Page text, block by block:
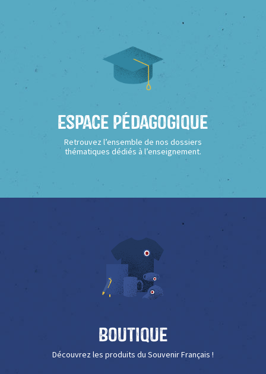
Espace Pédagogique
Retrouvez l’ensemble de nos dossiers
thématiques dédiés à l’enseignement.
Boutique
Découvrez les produits du Souvenir Français !